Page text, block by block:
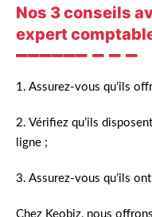
Nos 3 conseils
expert
1. Assurez-vous qu’ils
2. Vérifiez qu’ils
ligne ;
3. Assurez-vous qu’ils
Chez Keobiz, nous